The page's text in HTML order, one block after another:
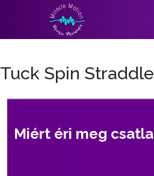
Tuck Spin Straddle
Miért éri meg